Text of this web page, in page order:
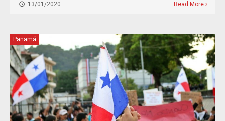
13/01/2020 Read More
Panamá